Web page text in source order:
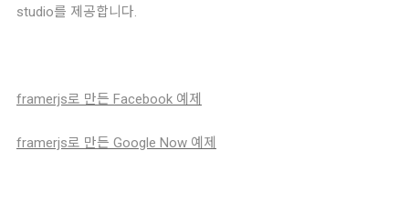
studio를 제공합니다.
framerjs로 만든 Facebook 예제
framerjs로 만든 Google Now 예제